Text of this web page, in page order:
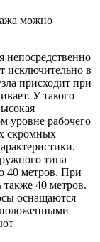
можно
непосредственно
исключительно в
присходит при
У такого
уровне рабочего
скромных
типа
40 метров. При
также 40 метров.
оснащаются